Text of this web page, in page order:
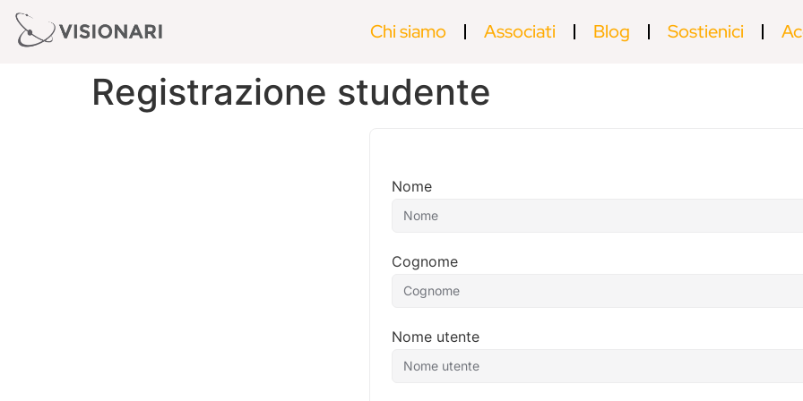
Chi siamo Associati Blog Sostienici
Registrazione studente
Nome
Cognome
Nome utente